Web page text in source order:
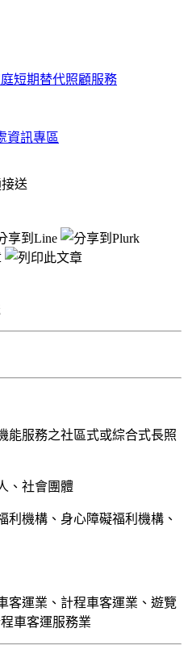
短期替代照顧服務
資訊專區
送
能服務之社區式或綜合式長照
、社會團體
利機構、身心障礙福利機構、
客運業、計程車客運業、遊覽
車客運服務業